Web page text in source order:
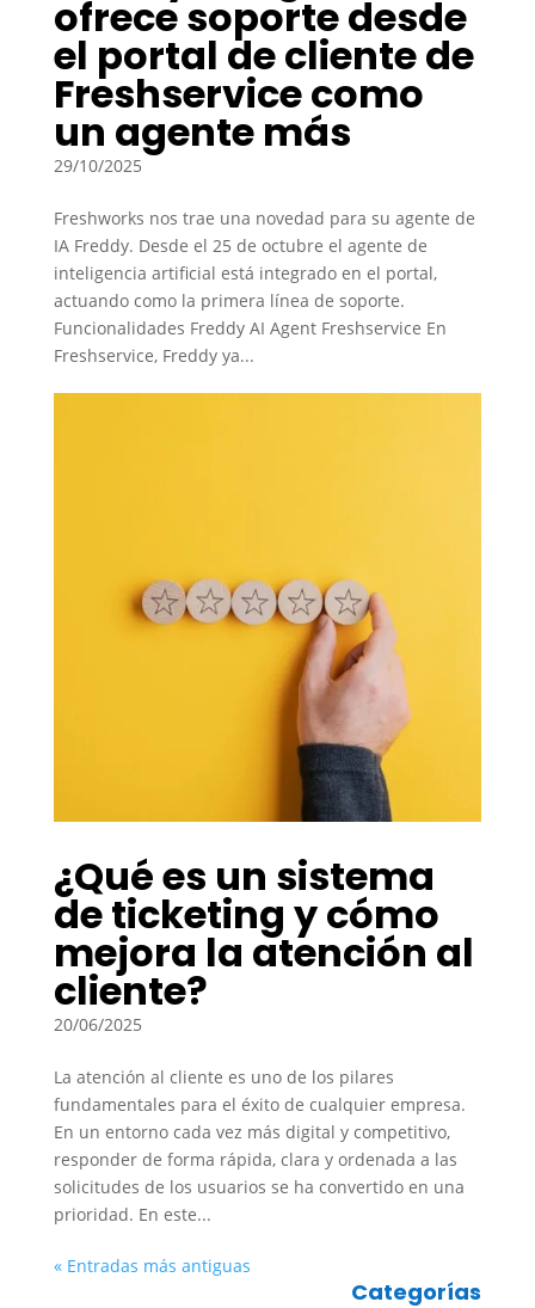
ofrece soporte desde
el portal de cliente de
Freshservice como
un agente más
29/10/2025
Freshworks nos trae una novedad para su agente de
IA Freddy. Desde el 25 de octubre el agente de
inteligencia artificial está integrado en el portal,
actuando como la primera línea de soporte.
Funcionalidades Freddy AI Agent Freshservice En
Freshservice, Freddy ya...
¿Qué es un sistema
de ticketing y cómo
mejora la atención al
cliente?
20/06/2025
La atención al cliente es uno de los pilares
fundamentales para el éxito de cualquier empresa.
En un entorno cada vez más digital y competitivo,
responder de forma rápida, clara y ordenada a las
solicitudes de los usuarios se ha convertido en una
prioridad. En este...
« Entradas más antiguas
Categorías